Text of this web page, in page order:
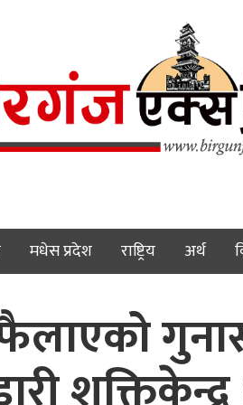
मधेस प्रदेश राष्ट्रिय अर्थ